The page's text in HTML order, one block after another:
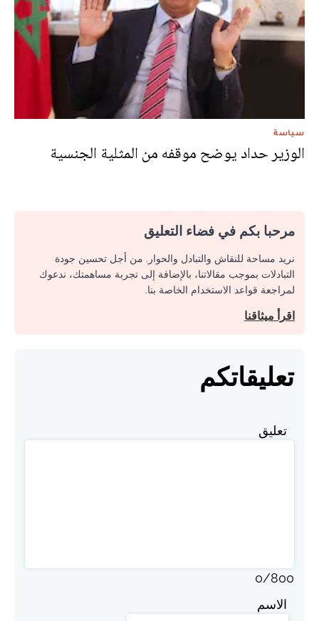
سياسة
الوزير حداد يوضح موقفه من المثلية الجنسية
مرحبا بكم في فضاء التعليق
نريد مساحة للنقاش والتبادل والحوار. من أجل تحسين جودة
التبادلات بموجب مقالاتنا، بالإضافة إلى تجربة مساهمتك، ندعوك
لمراجعة قواعد الاستخدام الخاصة بنا.
اقرأ ميثاقنا
تعليقاتكم
تعليق
0/800
الاسم